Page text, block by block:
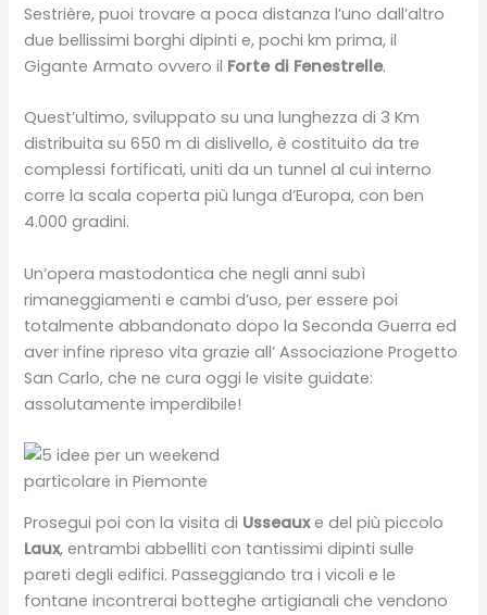
Sestrière, puoi trovare a poca distanza l’uno dall’altro
due bellissimi borghi dipinti e, pochi km prima, il
Gigante Armato ovvero il Forte di Fenestrelle.
Quest’ultimo, sviluppato su una lunghezza di 3 Km
distribuita su 650 m di dislivello, è costituito da tre
complessi fortificati, uniti da un tunnel al cui interno
corre la scala coperta più lunga d’Europa, con ben
4.000 gradini.
Un’opera mastodontica che negli anni subì
rimaneggiamenti e cambi d’uso, per essere poi
totalmente abbandonato dopo la Seconda Guerra ed
aver infine ripreso vita grazie all’ Associazione Progetto
San Carlo, che ne cura oggi le visite guidate:
assolutamente imperdibile!
Prosegui poi con la visita di Usseauxe del più piccolo
Laux, entrambi abbelliti con tantissimi dipinti sulle
pareti degli edifici. Passeggiando tra i vicoli e le
fontane incontrerai botteghe artigianali che vendono